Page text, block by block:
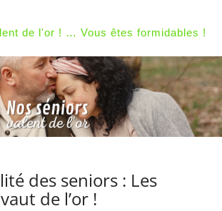
de l'or ! … Vous êtes formidables !
des seniors : Les
de l’or !